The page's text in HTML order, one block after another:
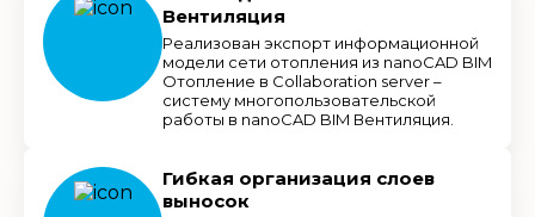
Вентиляция
Реализован экспорт информационной
модели сети отопления из nanoCAD BIM
Отопление в Collaboration server –
систему многопользовательской
работы в nanoCAD BIM Вентиляция.
Гибкая организация слоев
выносок